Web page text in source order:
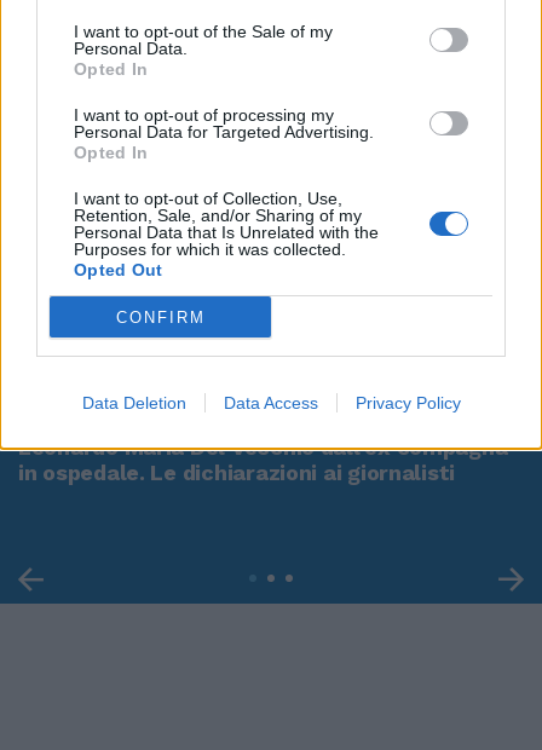
I want to opt-out of the Sale of my
Personal Data.
Opted In
I want to opt-out of processing my
Personal Data for Targeted Advertising.
Opted In
I want to opt-out of Collection, Use,
Retention, Sale, and/or Sharing of my
Personal Data that Is Unrelated with the
Purposes for which it was collected.
Opted Out
CONFIRM
Data Deletion Data Access Privacy Policy
Leonardo Maria Del Vecchio dall'ex compagna
in ospedale. Le dichiarazioni ai giornalisti